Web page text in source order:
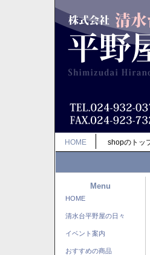
HOME shopのトッ
Menu
HOME
清水台平野屋の日々
イベント案内
おすすめの商品